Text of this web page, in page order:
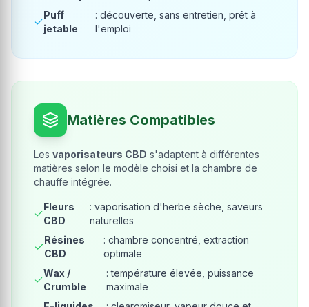
Puff
jetable
: découverte, sans entretien, prêt à
l'emploi
Matières Compatibles
Les vaporisateurs CBD s'adaptent à différentes
matières selon le modèle choisi et la chambre de
chauffe intégrée.
Fleurs
CBD
: vaporisation d'herbe sèche, saveurs
naturelles
Résines
CBD
: chambre concentré, extraction
optimale
Wax /
Crumble
: température élevée, puissance
maximale